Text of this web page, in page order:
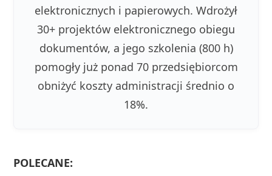
elektronicznych i papierowych. Wdrożył
30+ projektów elektronicznego obiegu
dokumentów, a jego szkolenia (800 h)
pomogły już ponad 70 przedsiębiorcom
obniżyć koszty administracji średnio o
18%.
POLECANE: